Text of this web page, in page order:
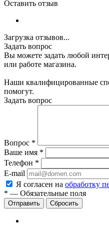
Оставить отзыв
Загрузка отзывов...
Задать вопрос
Вы можете задать любой
или работе магазина.
Наши квалифицированные
помогут.
Задать вопрос
Вопрос *
Ваше имя *
Телефон *
E-mail
Я согласен на обработку
* — Обязательные поля
Сбросить